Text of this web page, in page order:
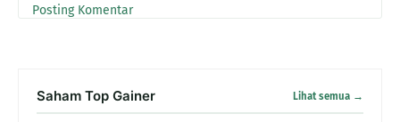
Posting Komentar
Saham Top Gainer Lihat semua →